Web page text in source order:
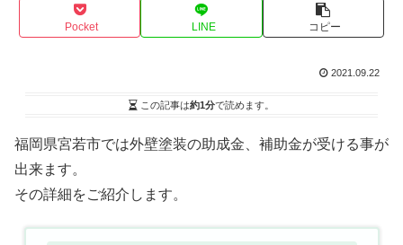
Pocket LINE コピー
2021.09.22
この記事は約1分で読めます。
福岡県宮若市では外壁塗装の助成金、補助金が受ける事が
出来ます。
その詳細をご紹介します。